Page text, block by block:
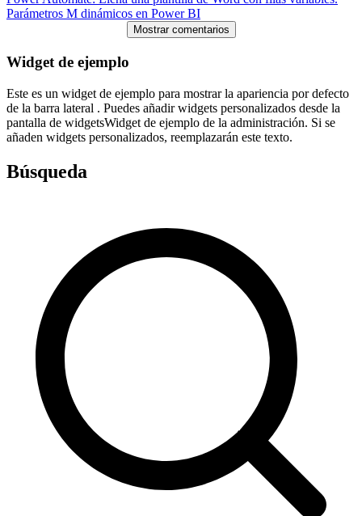
Parámetros M dinámicos en Power BI
Mostrar comentarios
Widget de ejemplo
Este es un widget de ejemplo para mostrar la apariencia por defecto
de la barra lateral . Puedes añadir widgets personalizados desde la
pantalla de widgetsWidget de ejemplo de la administración. Si se
añaden widgets personalizados, reemplazarán este texto.
Búsqueda